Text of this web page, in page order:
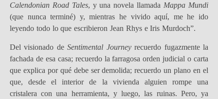
Calendonian Road Tales, y una novela llamada Mappa Mundi
(que nunca terminé) y, mientras he vivido aquí, me he ido
leyendo todo lo que escribieron Jean Rhys e Iris Murdoch”.
Del visionado deSentimental Journeyrecuerdo fugazmente la
fachada de esa casa; recuerdo la farragosa orden judicial o carta
que explica por qué debe ser demolida; recuerdo un plano en el
que, desde el interior de la vivienda alguien rompe una
cristalera con una herramienta, y luego, las ruinas. Pero, ya